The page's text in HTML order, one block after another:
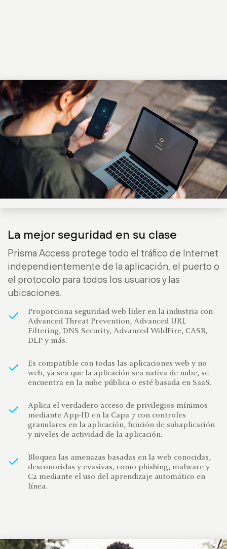
La mejor seguridad en su clase
Prisma Access protege todo el tráfico de Internet
independientemente de la aplicación, el puerto o
el protocolo para todos los usuarios y las
ubicaciones.
Proporciona seguridad web líder en la industria con
Advanced Threat Prevention, Advanced URL
Filtering, DNS Security, Advanced WildFire, CASB,
DLP y más.
Es compatible con todas las aplicaciones web y no
web, ya sea que la aplicación sea nativa de nube, se
encuentra en la nube pública o esté basada en SaaS.
Aplica el verdadero acceso de privilegios mínimos
mediante App-ID en la Capa 7 con controles
granulares en la aplicación, función de subaplicación
y niveles de actividad de la aplicación.
Bloquea las amenazas basadas en la web conocidas,
desconocidas y evasivas, como phishing, malware y
C2 mediante el uso del aprendizaje automático en
línea.